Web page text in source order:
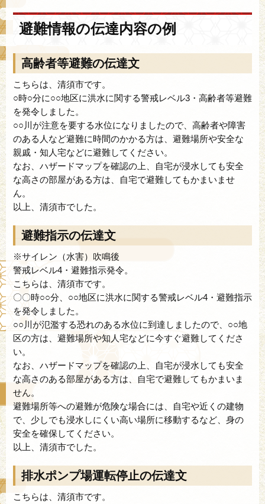
避難情報の伝達内容の例
高齢者等避難の伝達文
こちらは、清須市です。
○時○分に○○地区に洪水に関する警戒レベル3・高齢者等避難
を発令しました。
○○川が注意を要する水位になりましたので、高齢者や障害
のある人など避難に時間のかかる方は、避難場所や安全な
親戚・知人宅などに避難してください。
なお、ハザードマップを確認の上、自宅が浸水しても安全
な高さの部屋がある方は、自宅で避難してもかまいませ
ん。
以上、清須市でした。
避難指示の伝達文
※サイレン（水害）吹鳴後
警戒レベル4・避難指示発令。
こちらは、清須市です。
〇〇時○○分、○○地区に洪水に関する警戒レベル4・避難指示
を発令しました。
○○川が氾濫する恐れのある水位に到達しましたので、○○地
区の方は、避難場所や知人宅などに今すぐ避難してくださ
い。
なお、ハザードマップを確認の上、自宅が浸水しても安全
な高さのある部屋がある方は、自宅で避難してもかまいま
せん。
避難場所等への避難が危険な場合には、自宅や近くの建物
で、少しでも浸水しにくい高い場所に移動するなど、身の
安全を確保してください。
以上、清須市でした。
排水ポンプ場運転停止の伝達文
こちらは、清須市です。